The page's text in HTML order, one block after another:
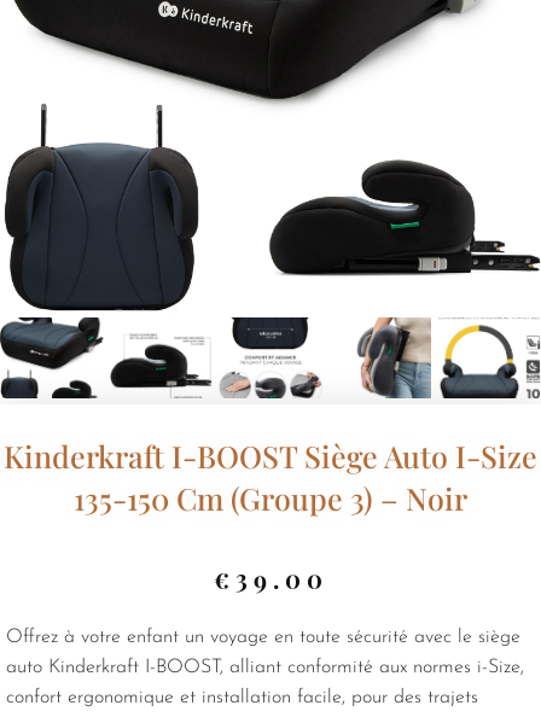
Kinderkraft I-BOOST Siège Auto I-Size
135-150 Cm (Groupe 3) – Noir
€ 39.00
Offrez à votre enfant un voyage en toute sécurité avec le siège
auto Kinderkraft I-BOOST, alliant conformité aux normes i-Size,
confort ergonomique et installation facile, pour des trajets